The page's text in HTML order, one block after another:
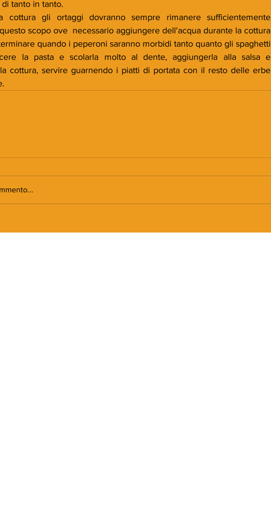
tanto in tanto.
cottura gli ortaggi dovranno sempre rimanere sufficientemente
scopo ove  necessario aggiungere dell'acqua durante la cottura
quando i peperoni saranno morbidi tanto quanto gli spaghetti
la pasta e scolarla molto al dente, aggiungerla alla salsa e
cottura, servire guarnendo i piatti di portata con il resto delle erbe